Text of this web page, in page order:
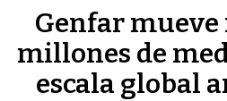
Genfar mueve
millones de
escala global